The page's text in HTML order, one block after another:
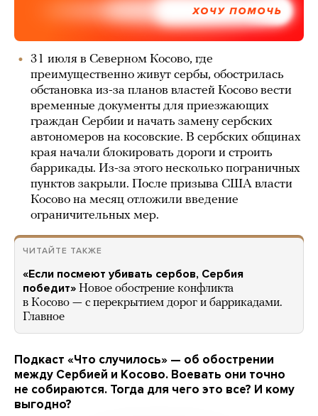
ХОЧУ ПОМОЧЬ
31 июля в Северном Косово, где
преимущественно живут сербы, обострилась
обстановка из-за планов властей Косово вести
временные документы для приезжающих
граждан Сербии и начать замену сербских
автономеров на косовские. В сербских общинах
края начали блокировать дороги и строить
баррикады. Из-за этого несколько пограничных
пунктов закрыли. После призыва США власти
Косово на месяц отложили введение
ограничительных мер.
ЧИТАЙТЕ ТАКЖЕ
«Если посмеют убивать сербов, Сербия
победит» Новое обострение конфликта
в Косово — с перекрытием дорог и баррикадами.
Главное
Подкаст «Что случилось» — об обострении
между Сербией и Косово. Воевать они точно
не собираются. Тогда для чего это все? И кому
выгодно?